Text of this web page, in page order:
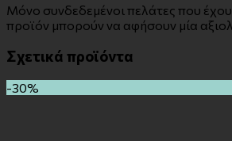
Μόνο συνδεδεμένοι πελάτες που
προϊόν μπορούν να αφήσουν μία
Σχετικά προϊόντα
-30%